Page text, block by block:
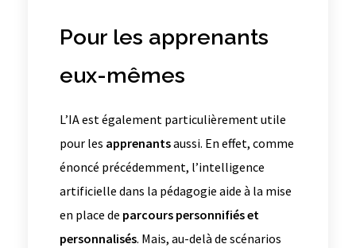
Pour les apprenants
eux-mêmes
L’IA est également particulièrement utile
pour les apprenantsaussi. En effet, comme
énoncé précédemment, l’intelligence
artificielle dans la pédagogie aide à la mise
en place de parcours personnifiés et
personnalisés. Mais, au-delà de scénarios